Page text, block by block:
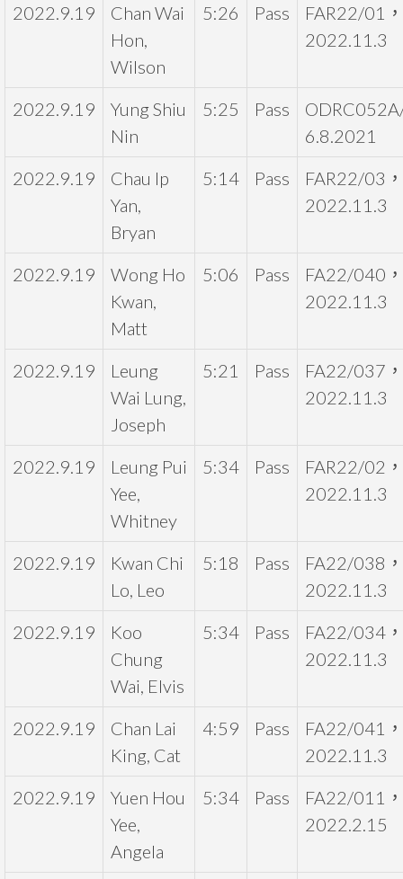
2022.9.19
Chan Wai
Hon,
Wilson
5:26 Pass FAR22/01 ，
2022.11.3
2022.9.19
Yung Shiu
Nin
5:25 Pass
6.8.2021
2022.9.19
Chau Ip
Yan,
Bryan
5:14 Pass FAR22/03 ，
2022.11.3
2022.9.19
Wong Ho
Kwan,
Matt
5:06 Pass FA22/040 ，
2022.11.3
2022.9.19
Leung
Wai Lung,
Joseph
5:21 Pass FA22/037 ，
2022.11.3
2022.9.19
Leung Pui
Yee,
Whitney
5:34 Pass FAR22/02 ，
2022.11.3
2022.9.19
Kwan Chi
Lo, Leo
5:18 Pass FA22/038 ，
2022.11.3
2022.9.19
Koo
Chung
Wai, Elvis
5:34 Pass FA22/034 ，
2022.11.3
2022.9.19
Chan Lai
King, Cat
4:59 Pass FA22/041 ，
2022.11.3
2022.9.19
Yuen Hou
Yee,
Angela
5:34 Pass FA22/011 ，
2022.2.15